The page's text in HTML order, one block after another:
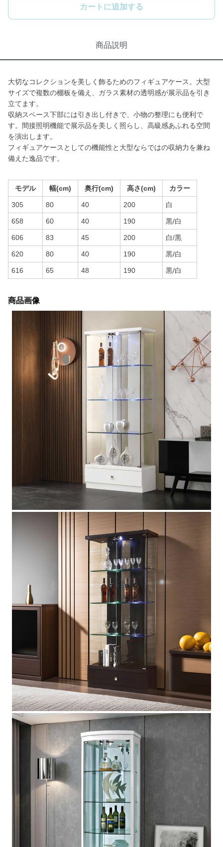
カートに追加する
商品説明
大切なコレクションを美しく飾るためのフィギュアケース。大型
サイズで複数の棚板を備え、ガラス素材の透明感が展示品を引き
立てます。
収納スペース下部には引き出し付きで、小物の整理にも便利で
す。間接照明機能で展示品を美しく照らし、高級感あふれる空間
を演出します。
フィギュアケースとしての機能性と大型ならではの収納力を兼ね
備えた逸品です。
モデル 幅(cm) 奥行(cm) 高さ(cm) カラー
305 80 40 200 白
658 60 40 190 黒/白
606 83 45 200 白/黒
620 80 40 190 黒/白
616 65 48 190 黒/白
商品画像